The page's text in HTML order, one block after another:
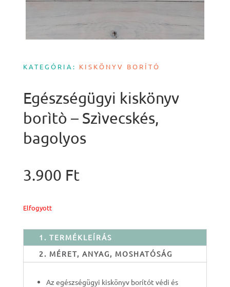
KATEGÓRIA: KISKÖNYV BORÍTÓ
Egészségügyi kiskönyv
borìtò – Szìvecskés,
bagolyos
3.900 Ft
Elfogyott
1. TERMÉKLEÍRÁS
2. MÉRET, ANYAG, MOSHATÓSÁG
Az egészségügyi kiskönyv borítót védi és